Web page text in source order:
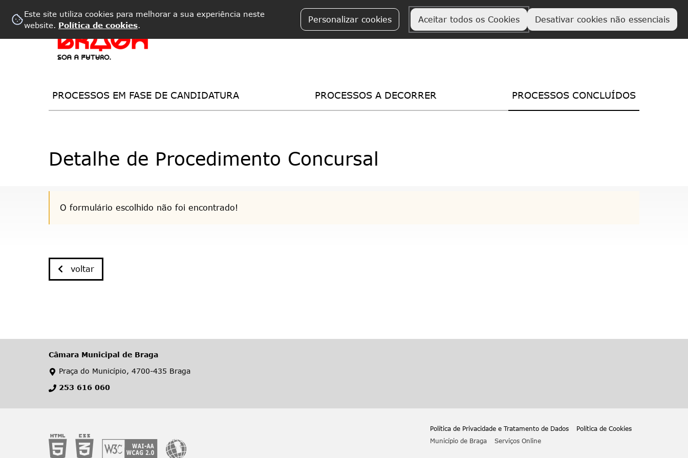
Este site utiliza cookies para melhorar a sua experiência neste
website. Política de cookies.
Personalizar cookies Aceitar todos os Cookies Desativar cookies não essenciais
PROCESSOS EM FASE DE CANDIDATURA PROCESSOS A DECORRER PROCESSOS CONCLUÍDOS
Detalhe de Procedimento Concursal
O formulário escolhido não foi encontrado!
voltar
Câmara Municipal de Braga
Praça do Município, 4700-435 Braga
253 616 060
Política de Privacidade e Tratamento de Dados
Política de Cookies
Município de Braga
Serviços Online